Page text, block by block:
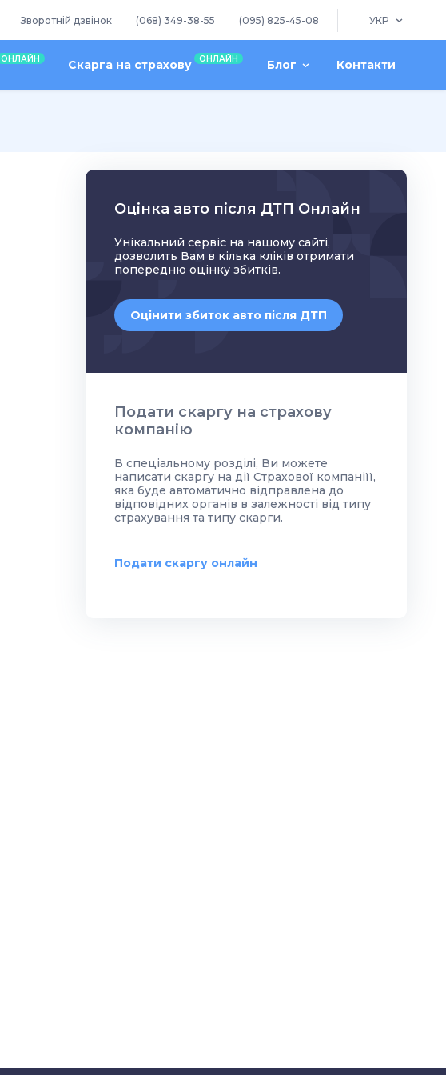
Зворотній дзвінок (068) 349-38-55 (095) 825-45-08 УКР
ОНЛАЙН Скарга на страхову ОНЛАЙН Блог Контакти
Оцінка авто після ДТП Онлайн
Унікальний сервіс на нашому сайті,
дозволить Вам в кілька кліків отримати
попередню оцінку збитків.
Оцінити збиток авто після ДТП
Подати скаргу на страхову
компанію
В спеціальному розділі, Ви можете
написати скаргу на дії Страхової компаніїї,
яка буде автоматично відправлена до
відповідних органів в залежності від типу
страхування та типу скарги.
Подати скаргу онлайн